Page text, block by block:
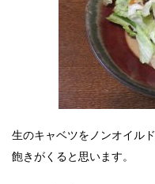
生のキャベツをノンオイル
飽きがくると思います。